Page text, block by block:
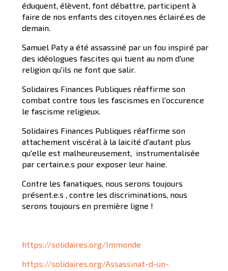
éduquent, élèvent, font débattre, participent à
faire de nos enfants des citoyen.nes éclairé.es de
demain.
Samuel Paty a été assassiné par un fou inspiré par
des idéologues fascites qui tuent au nom d'une
religion qu'ils ne font que salir.
Solidaires Finances Publiques réaffirme son
combat contre tous les fascismes en l'occurence
le fascisme religieux.
Solidaires Finances Publiques réaffirme son
attachement viscéral à la laicité d'autant plus
qu'elle est malheureusement, instrumentalisée
par certain.e.s pour exposer leur haine.
Contre les fanatiques, nous serons toujours
présent.e.s , contre les discriminations, nous
serons toujours en première ligne !
https://solidaires.org/Immonde
https://solidaires.org/Assassinat-d-un-